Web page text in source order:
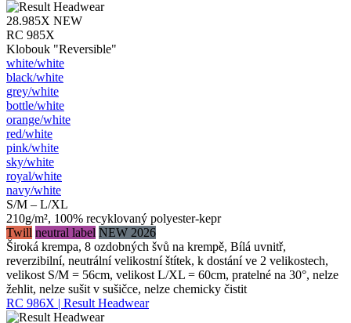
28.985X NEW
RC 985X
Klobouk "Reversible"
white/​white
black/​white
grey/​white
bottle/​white
orange/​white
red/​white
pink/​white
sky/​white
royal/​white
navy/​white
S/M – L/XL
210g/m², 100% recyklovaný polyester-kepr
Twill neutral label NEW 2026
Široká krempa, 8 ozdobných švů na krempě, Bílá uvnitř,
reverzibilní, neutrální velikostní štítek, k dostání ve 2 velikostech,
velikost S/M = 56cm, velikost L/XL = 60cm, pratelné na 30°, nelze
žehlit, nelze sušit v sušičce, nelze chemicky čistit
RC 986X | Result Headwear